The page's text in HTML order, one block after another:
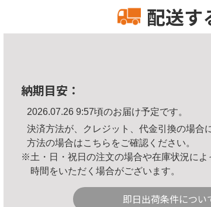
配送す
納期目安：
2026.07.26 9:57頃のお届け予定です。
決済方法が、クレジット、代金引換の場合
方法の場合はこちら をご確認ください。
※土・日・祝日の注文の場合や在庫状況によ
時間をいただく場合がございます。
即日出荷条件につい